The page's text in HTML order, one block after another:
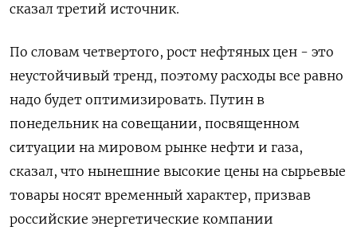
сказал третий источник.
По словам четвертого, ‌рост нефтяных цен - это
неустойчивый тренд, поэтому расходы все равно
надо будет оптимизировать. Путин в
понедельник на совещании, посвященном
ситуации на мировом рынке нефти и газа,
сказал, ​что нынешние высокие цены на сырьевые
товары носят временный характер, призвав
российские энергетические компании